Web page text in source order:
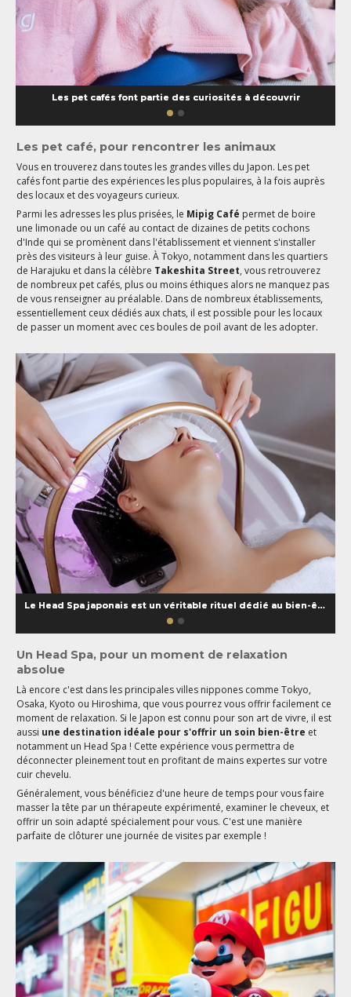
Les pet cafés font partie des curiosités à découvrir
Les pet café, pour rencontrer les animaux
Vous en trouverez dans toutes les grandes villes du Japon. Les pet
cafés font partie des expériences les plus populaires, à la fois auprès
des locaux et des voyageurs curieux.
Parmi les adresses les plus prisées, le Mipig Café permet de boire
une limonade ou un café au contact de dizaines de petits cochons
d'Inde qui se promènent dans l'établissement et viennent s'installer
près des visiteurs à leur guise. À Tokyo, notamment dans les quartiers
de Harajuku et dans la célèbre Takeshita Street, vous retrouverez
de nombreux pet cafés, plus ou moins éthiques alors ne manquez pas
de vous renseigner au préalable. Dans de nombreux établissements,
essentiellement ceux dédiés aux chats, il est possible pour les locaux
de passer un moment avec ces boules de poil avant de les adopter.
Le Head Spa japonais est un véritable rituel dédié au bien-être
Un Head Spa, pour un moment de relaxation
absolue
Là encore c'est dans les principales villes nippones comme Tokyo,
Osaka, Kyoto ou Hiroshima, que vous pourrez vous offrir facilement ce
moment de relaxation. Si le Japon est connu pour son art de vivre, il est
aussi une destination idéale pour s'offrir un soin bien-être et
notamment un Head Spa ! Cette expérience vous permettra de
déconnecter pleinement tout en profitant de mains expertes sur votre
cuir chevelu.
Généralement, vous bénéficiez d'une heure de temps pour vous faire
masser la tête par un thérapeute expérimenté, examiner le cheveux, et
offrir un soin adapté spécialement pour vous. C'est une manière
parfaite de clôturer une journée de visites par exemple !